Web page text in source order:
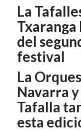
La
Txaranga
del
festival
La
Navarra
Tafalla
esta